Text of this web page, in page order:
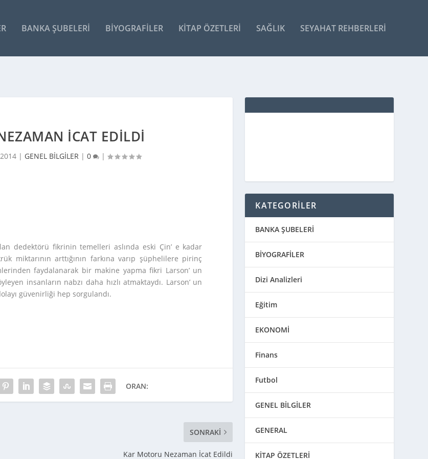
BANKA ŞUBELERI BIYOGRAFILER KITAP ÖZETLERI SAĞLIK SEYAHAT REHBERLERI
İCAT EDILDI
| GENEL BİLGİLER |0 |
dedektörü fikrinin temelleri aslında eski Çin’ e kadar
miktarının arttığının farkına varıp şüphelilere pirinç
faydalanarak bir makine yapma fikri Larson’ un
insanların nabzı daha hızlı atmaktaydı. Larson’ un
güvenirliği hep sorgulandı.
ORAN:
SONRAKI
Kar Motoru Nezaman İcat Edildi
KATEGORİLER
BANKA ŞUBELERİ
BİYOGRAFİLER
Dizi Analizleri
Eğitim
EKONOMİ
Finans
Futbol
GENEL BİLGİLER
GENERAL
KİTAP ÖZETLERİ